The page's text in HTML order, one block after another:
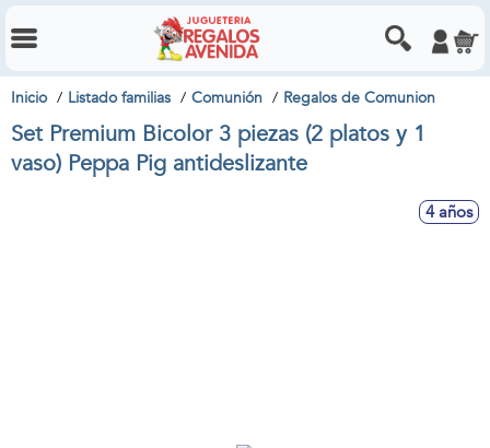
Inicio Listado familias Comunión Regalos de Comunion
Set Premium Bicolor 3 piezas (2 platos y 1
vaso) Peppa Pig antideslizante
4 años